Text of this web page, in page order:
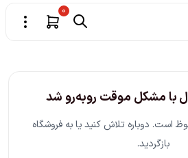
0
مشکل موقت روبه‌رو شد
دوباره تلاش کنید یا به فروشگاه
بازگردید.